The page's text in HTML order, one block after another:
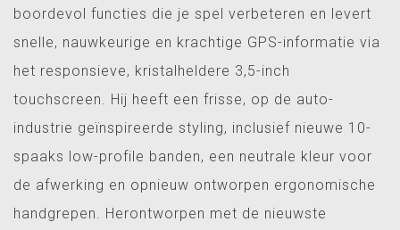
boordevol functies die je spel verbeteren en levert
snelle, nauwkeurige en krachtige GPS-informatie via
het responsieve, kristalheldere 3,5-inch
touchscreen. Hij heeft een frisse, op de auto-
industrie geïnspireerde styling, inclusief nieuwe 10-
spaaks low-profile banden, een neutrale kleur voor
de afwerking en opnieuw ontworpen ergonomische
handgrepen. Herontworpen met de nieuwste